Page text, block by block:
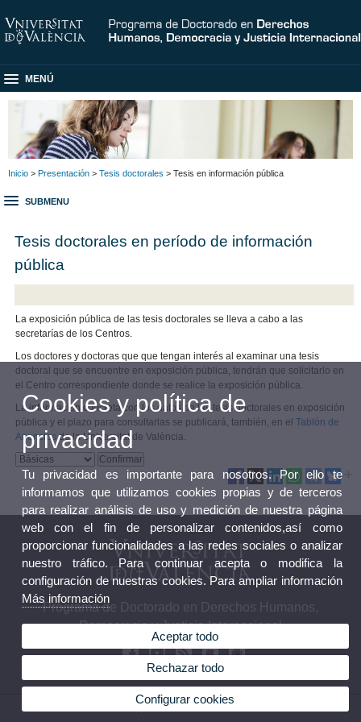
MENÚ
Inicio > Presentación > Tesis doctorales > Tesis en información pública
SUBMENU
Tesis doctorales en período de información
pública
La exposición pública de las tesis doctorales se lleva a cabo a las
secretarías de los Centros.
Los doctores y doctoras que que tengan interés al examinar una tesis
doctoral que se encuentre en exposición pública, tendrán que solicitarlo en
el Centro correspondiente donde se realice la exposición pública.
La información concreta con los datos de las tesis doctorales en exposición
pública y el plazo para consultarlas se publicará, también, en elTablón de
Anunciosde la Universitat de València.
Programa de Doctorado en Derechos Humanos,
Democracia y Justicia Internacional
© 2026 UV. - C/Serpis, nº29. 46022 Valencia. Tel: 961625417
Cookies y política de
privacidad
Tu privacidad es importante para nosotros. Por ello te
informamos que utilizamos cookies propias y de terceros
para realizar análisis de uso y medición de nuestra página
web con el fin de personalizar contenidos,así como
proporcionar funcionalidades a las redes sociales o analizar
nuestro tráfico. Para continuar acepta o modifica la
configuración de nuestras cookies. Para ampliar información
Más información
Aceptar todo
Rechazar todo
Configurar cookies